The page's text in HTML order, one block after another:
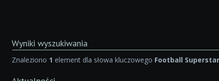
Wyniki wyszukiwania
Znaleziono 1 element dla słowa kluczowego Football